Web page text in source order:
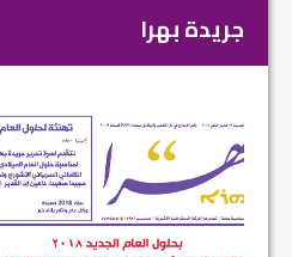
جريدة بهرا